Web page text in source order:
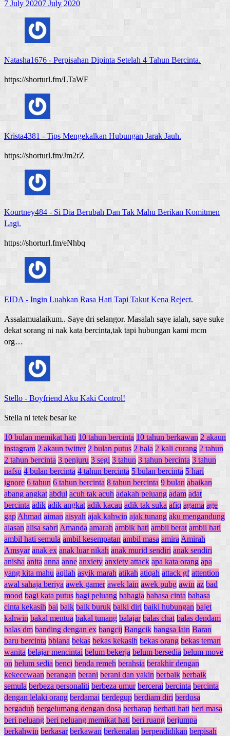
7 July 20207 July 2020
Natasha1676 - Perpisahan Dipinta Setelah 4 Tahun Bercinta.
https://shorturl.fm/LTaWF
Krista4381 - Tips Mengekalkan Hubungan Jarak Jauh.
https://shorturl.fm/Jm2rZ
Kourtney484 - Si Dia Berubah Dan Tak Mahu Berikan Komitmen
Lagi.
https://shorturl.fm/eNhbq
EIDA - Ingin Luahkan Rasa Hati Tapi Takut Kena Reject.
Assalamualaikum.. Saye dri selangor. Masalah saye ialah, saye suke
dekat sorang ni nak kata bercinta,tak tapi hubungan kami mcm
org…
Stello - Boyfriend Aku Kaki Control!
Stella ni tetek besar ke
10 bulan memikat hati 10 tahun bercinta 10 tahun berkawan 2 akaun
instagram 2 akaun twitter 2 bulan putus 2 hala 2 kali curang 2 tahun
2 tahun bercinta 3 penjuru 3 segi 3 tahun 3 tahun bercinta 3 tahun
nafsu 4 bulan bercinta 4 tahun bercinta 5 bulan bercinta 5 hari
ignore 6 tahun 6 tahun bercinta 8 tahun bercinta 9 bulan abaikan
abang angkat abdul acuh tak acuh adakah peluang adam adat
bercinta adik adik angkat adik kacau adik tak suka afiq agama age
gap Ahmad aiman aisyah ajak kahwin ajak tunang aku mengandung
alasan alisa sabri Amanda amarah ambik hati ambil berat ambil hati
ambil hati semula ambil kesempatan ambil masa amira Amirah
Amsyar anak ex anak luar nikah anak murid sendiri anak sendiri
anisha anita anna anne anxiety anxiety attack apa kata orang apa
yang kita mahu aqilah asyik marah atikah atiqah attack gf attention
awal sahaja beriya awek gamer awek lain awek pubg awin az bad
mood bagi kata putus bagi peluang bahagia bahasa cinta bahasa
cinta kekasih bai baik baik buruk baiki diri baiki hubungan bajet
kahwin bakal mentua bakal tunang balajar balas chat balas dendam
balas dm banding dengan ex bangcij Bangcik bangsa lain Baran
baru bercinta bbiana bekas bekas kekasih bekas orang bekas teman
wanita belajar mencintai belum bekerja belum bersedia belum move
on belum sedia benci benda remeh berahsia berakhir dengan
kekecewaan berangan berani berani dan yakin berbaik berbaik
semula berbeza personaliti berbeza umur bercerai bercinta bercinta
dengan lelaki orang berdamai berdegup berdiam diri berdosa
bergaduh bergelumang dengan dosa berharap berhati hati beri masa
beri peluang beri peluang memikat hati beri ruang berjumpa
berkahwin berkasar berkawan berkenalan berpendidikan berpisah